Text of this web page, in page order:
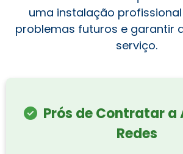
uma instalação
problemas futuros e garantir
serviço.
Prós de Contratar a
Redes